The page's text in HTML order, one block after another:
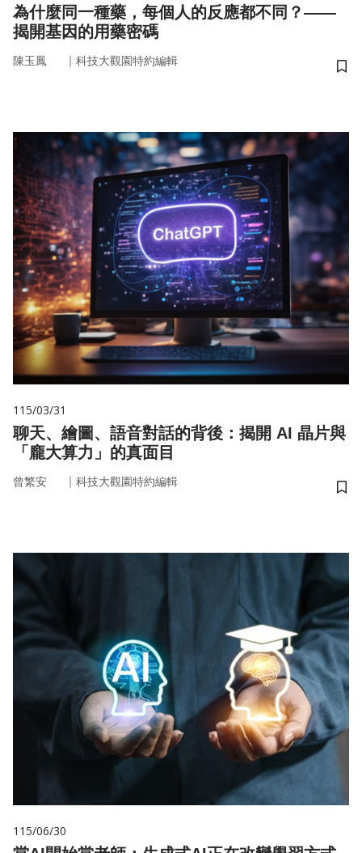
為什麼同一種藥，每個人的反應都不同？——
揭開基因的用藥密碼
陳玉鳳 ｜ 科技大觀園特約編輯
儲
115/03/31
聊天、繪圖、語音對話的背後：揭開 AI 晶片與
「龐大算力」的真面目
曾繁安 ｜ 科技大觀園特約編輯
儲
115/06/30